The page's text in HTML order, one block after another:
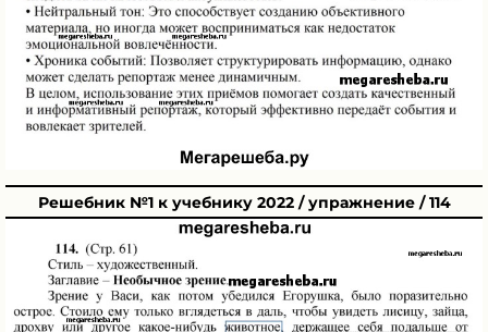
Решебник №1 к учебнику 2022 / упражнение / 114